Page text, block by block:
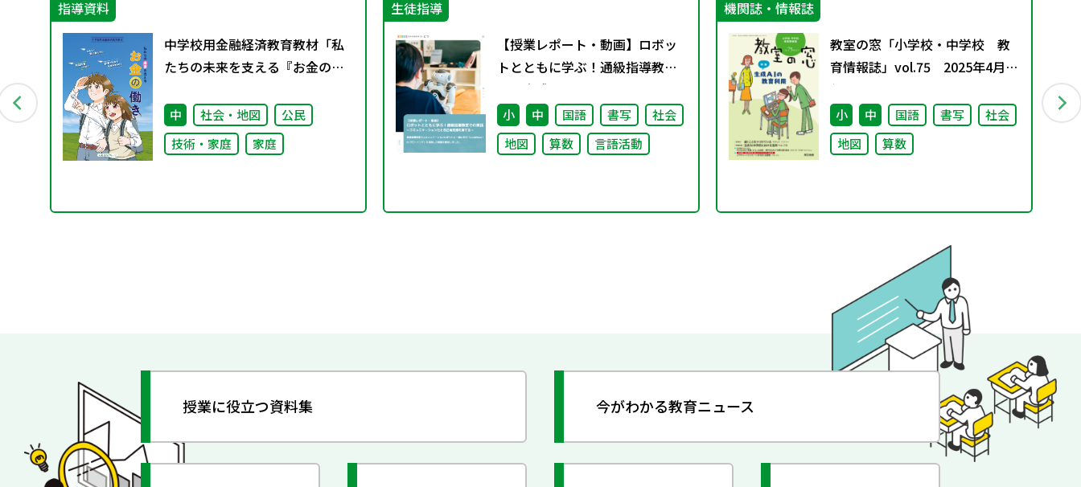
指導資料
中学校用金融経済教育教材「私
たちの未来を支える『お金の働
中 社会・地図
公民
技術・家庭
家庭
生徒指導
【授業レポート・動画】ロボッ
トとともに学ぶ！通級指導教室
での実践～コミュニケーション
力と自己肯定感を育てる～
小 中 国語 書写
社会
地図
算数 言語活動
機関誌・情報誌
教室の窓「小学校・中学校 教
育情報誌」vol.75 2025年4月発
行
小 中 国語 書写
社会
地図
算数
授業に役立つ資料集 今がわかる教育ニュース